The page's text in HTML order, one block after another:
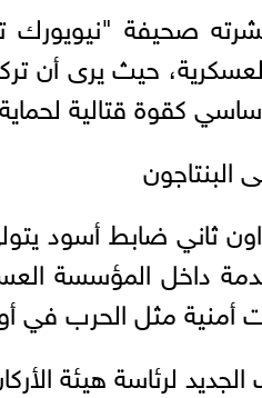
صحيفة "نيويورك
حيث يرى أن
كقوة قتالية لحماية
البنتاجون
ثاني ضابط أسود
أمنية مثل الحرب في
لرئاسة هيئة